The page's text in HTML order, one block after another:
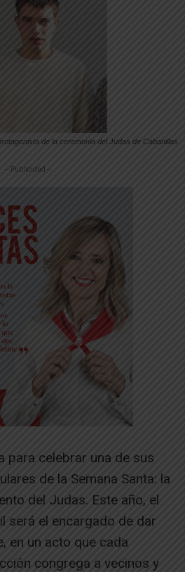
de la ceremonia del Judas de Cabanillas
-- Publicidad --
para celebrar una de sus
de la Semana Santa: la
del Judas. Este año, el
será el encargado de dar
en un acto que cada
congrega a vecinos y